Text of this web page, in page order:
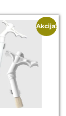
Akcija!